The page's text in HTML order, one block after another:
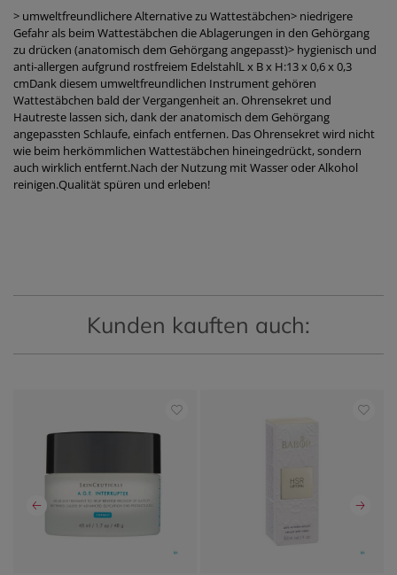
> umweltfreundlichere Alternative zu Wattestäbchen> niedrigere
Gefahr als beim Wattestäbchen die Ablagerungen in den Gehörgang
zu drücken (anatomisch dem Gehörgang angepasst)> hygienisch und
anti-allergen aufgrund rostfreiem EdelstahlL x B x H:13 x 0,6 x 0,3
cmDank diesem umweltfreundlichen Instrument gehören
Wattestäbchen bald der Vergangenheit an. Ohrensekret und
Hautreste lassen sich, dank der anatomisch dem Gehörgang
angepassten Schlaufe, einfach entfernen. Das Ohrensekret wird nicht
wie beim herkömmlichen Wattestäbchen hineingedrückt, sondern
auch wirklich entfernt.Nach der Nutzung mit Wasser oder Alkohol
reinigen.Qualität spüren und erleben!
Kunden kauften auch: